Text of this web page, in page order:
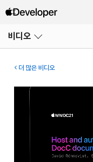
비디오
열기
더 많은 비디오